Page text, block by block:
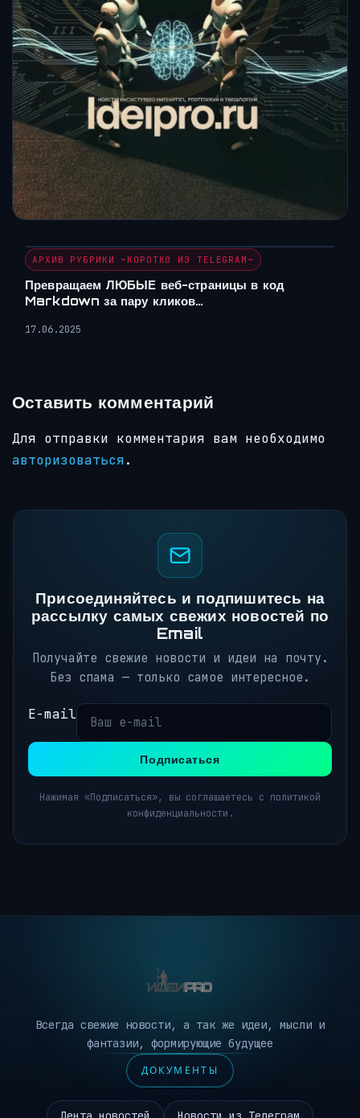
АРХИВ РУБРИКИ ~КОРОТКО ИЗ TELEGRAM~
Превращаем ЛЮБЫЕ веб-страницы в код
Markdown за пару кликов…
17.06.2025
Оставить комментарий
Для отправки комментария вам необходимо
авторизоваться.
Присоединяйтесь и подпишитесь на
рассылку самых свежих новостей по
Email
Получайте свежие новости и идеи на почту.
Без спама — только самое интересное.
E-mail
Подписаться
Нажимая «Подписаться», вы соглашаетесь с политикой
конфиденциальности.
Всегда свежие новости, а так же идеи, мысли и
фантазии, формирующие будущее
ДОКУМЕНТЫ